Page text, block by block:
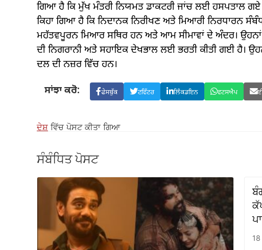
ਗਿਆ ਹੈ ਕਿ ਮੁੱਖ ਮੰਤਰੀ ਨਿਯਮਤ ਡਾਕਟਰੀ ਜਾਂਚ ਲਈ ਹਸਪਤਾਲ
ਕਿਹਾ ਗਿਆ ਹੈ ਕਿ ਨਿਦਾਨਕ ਨਿਰੀਖਣ ਅਤੇ ਮਿਆਰੀ ਨਿਰਧਾਰਨ
ਮਹੱਤਵਪੂਰਨ ਮਿਆਰ ਸਥਿਰ ਹਨ ਅਤੇ ਆਮ ਸੀਮਾਵਾਂ ਦੇ ਅੰਦਰ।
ਦੀ ਨਿਗਰਾਨੀ ਅਤੇ ਸਹਾਇਕ ਦੇਖਭਾਲ ਲਈ ਭਰਤੀ ਕੀਤੀ ਗਈ ਹੈ।
ਦਲ ਦੀ ਨਜ਼ਰ ਵਿੱਚ ਹਨ।
ਸਾਂਝਾ ਕਰੋ: ਫੇਸਬੁੱਕ ਟਵਿੱਟਰ ਲਿੰਕਡਇਨ ਵਟਸਐਪ
ਦੇਸ਼ ਵਿੱਚ ਪੋਸਟ ਕੀਤਾ ਗਿਆ
ਸੰਬੰਧਿਤ ਪੋਸਟ